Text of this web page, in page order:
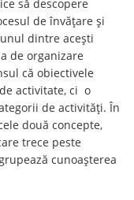
să descopere
de învățare și
dintre acești
de organizare
că obiectivele
activitate, ci o
de activități. În
două concepte,
trece peste
cunoașterea